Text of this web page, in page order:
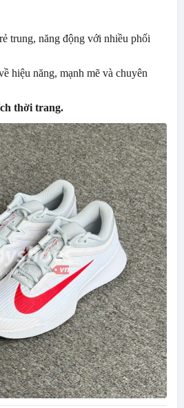
trung, năng động với nhiều phối
hiệu năng, mạnh mẽ và chuyên
thời trang.